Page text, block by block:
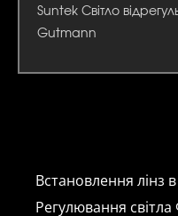
Suntek Світло
Gutmann
Встановлення лінз
Регулювання